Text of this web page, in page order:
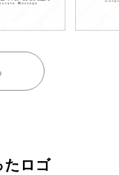
たロゴ